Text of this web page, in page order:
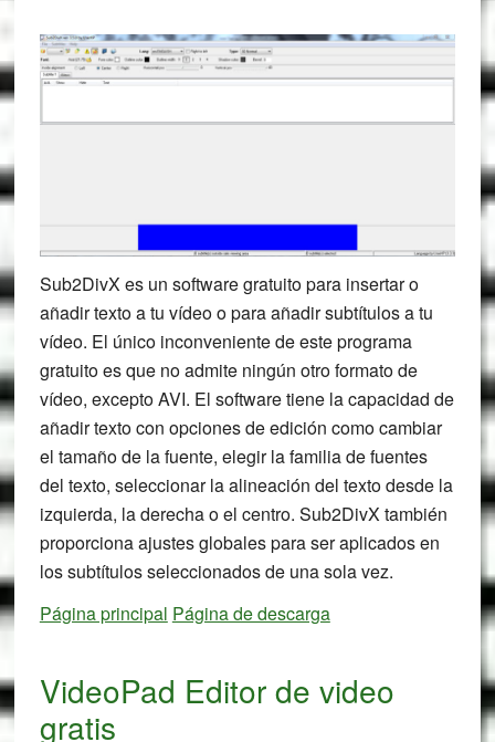
Sub2DivX es un software gratuito para insertar o
añadir texto a tu vídeo o para añadir subtítulos a tu
vídeo. El único inconveniente de este programa
gratuito es que no admite ningún otro formato de
vídeo, excepto AVI. El software tiene la capacidad de
añadir texto con opciones de edición como cambiar
el tamaño de la fuente, elegir la familia de fuentes
del texto, seleccionar la alineación del texto desde la
izquierda, la derecha o el centro. Sub2DivX también
proporciona ajustes globales para ser aplicados en
los subtítulos seleccionados de una sola vez.
Página principal Página de descarga
VideoPad Editor de video
gratis